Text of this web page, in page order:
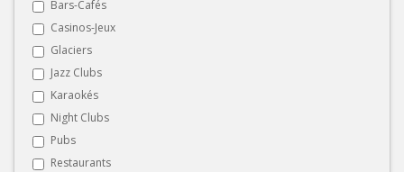
Bars-Cafés
Casinos-Jeux
Glaciers
Jazz Clubs
Karaokés
Night Clubs
Pubs
Restaurants